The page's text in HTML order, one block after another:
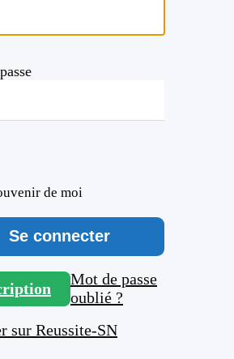
de moi
Mot de passe
oublié ?
sur Reussite-SN